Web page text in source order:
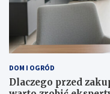
DOM I OGRÓD
Dlaczego przed